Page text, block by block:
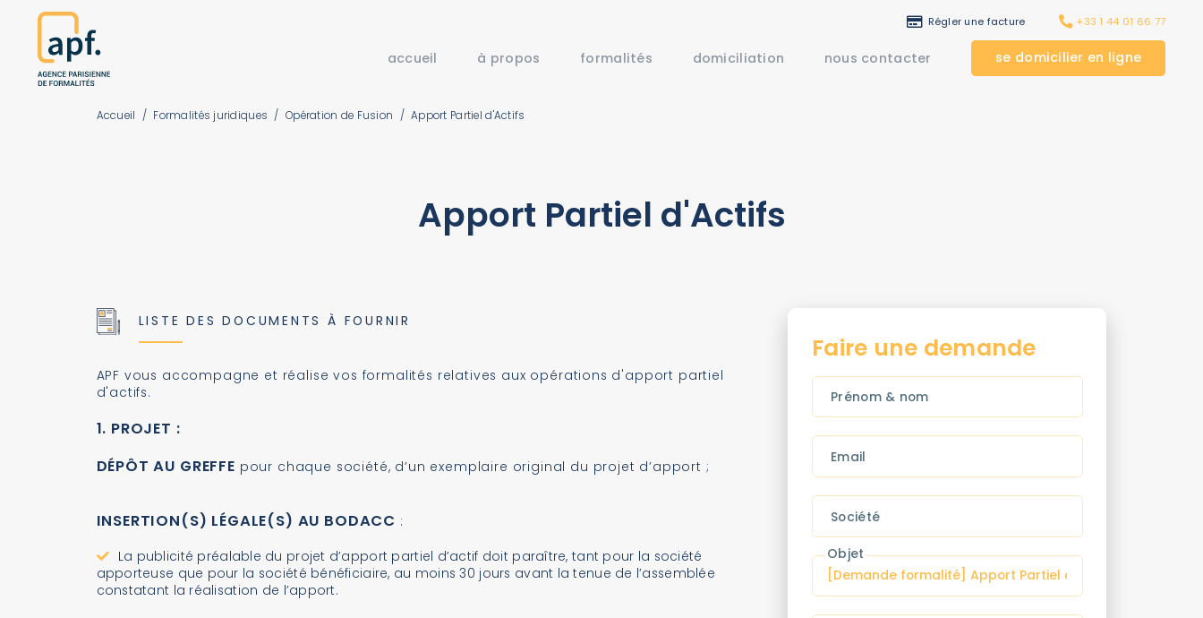
Régler une facture +33 1 44 01 66 77
accueil à propos formalités domiciliation nous contacter se domicilier en ligne
Accueil / Formalités juridiques / Opération de Fusion / Apport Partiel d'Actifs
Apport Partiel d'Actifs
LISTE DES DOCUMENTS À FOURNIR
APF vous accompagne et réalise vos formalités relatives aux opérations d'apport partiel
d'actifs.
1. PROJET :
DÉPÔT AU GREFFE pour chaque société, d’un exemplaire original du projet d’apport ;
INSERTION(S) LÉGALE(S) AU BODACC :
La publicité préalable du projet d’apport partiel d’actif doit paraître, tant pour la société
apporteuse que pour la société bénéficiaire, au moins 30 jours avant la tenue de l’assemblée
constatant la réalisation de l’apport.
Faire une demande
Prénom & nom
Email
Société
Objet